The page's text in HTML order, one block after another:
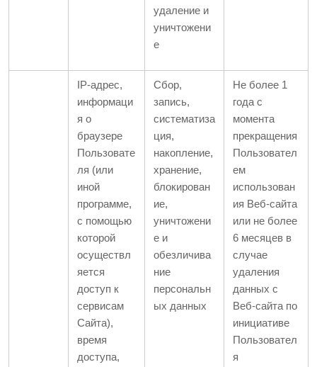
удаление и
уничтожени
е
IP-адрес,
информаци
я о
браузере
Пользовате
ля (или
иной
программе,
с помощью
которой
осуществл
яется
доступ к
сервисам
Сайта),
время
доступа,
Сбор,
запись,
систематиза
ция,
накопление,
хранение,
блокирован
ие,
уничтожени
е и
обезличива
ние
персональн
ых данных
Не более 1
года с
момента
прекращения
Пользовател
ем
использован
ия Веб-сайта
или не более
6 месяцев в
случае
удаления
данных с
Веб-сайта по
инициативе
Пользовател
я